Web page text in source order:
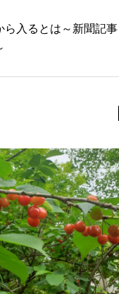
ら入るとは～新聞記事